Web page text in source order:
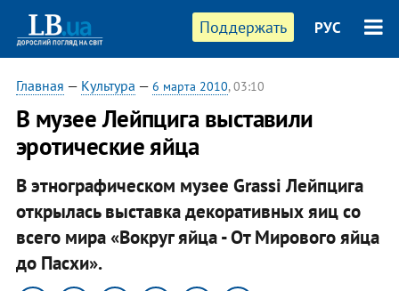
Поддержать РУС
Главная — Культура — 6 марта 2010, 03:10
В музее Лейпцига выставили
эротические яйца
В этнографическом музее Grassi Лейпцига
открылась выставка декоративных яиц со
всего мира «Вокруг яйца - От Мирового яйца
до Пасхи».